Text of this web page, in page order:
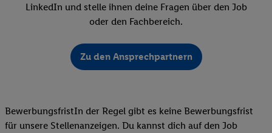
LinkedIn und stelle ihnen deine Fragen über den Job
oder den Fachbereich.
Zu den Ansprechpartnern
BewerbungsfristIn der Regel gibt es keine Bewerbungsfrist
für unsere Stellenanzeigen. Du kannst dich auf den Job